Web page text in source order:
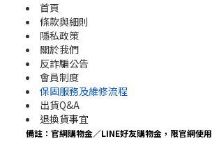
首頁
條款與細則
隱私政策
關於我們
反詐騙公告
會員制度
保固服務及維修流程
出貨Q&A
退換貨事宜
備註：官網購物金／LINE好友購物金，限官網使用